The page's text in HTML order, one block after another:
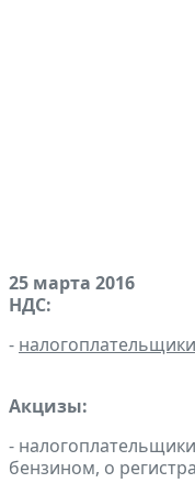
25 марта 2016
НДС:
- налогоплательщики
Акцизы:
-
бензином, о